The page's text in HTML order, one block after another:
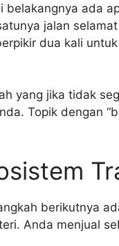
ada
jalan
dua kali
yang jika tidak
Topik dengan
berikutnya
Anda menjual